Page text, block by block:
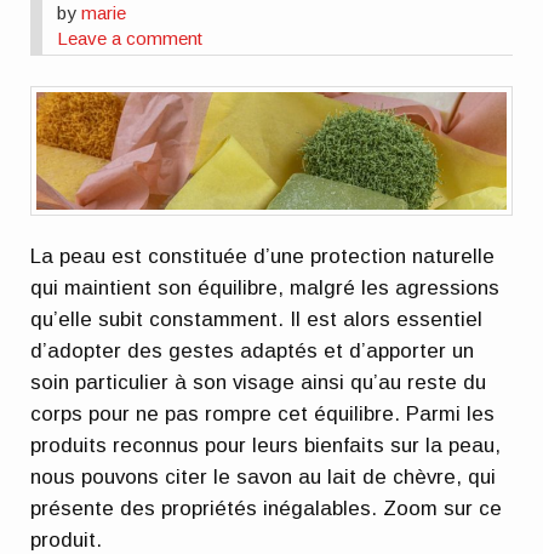
bymarie
Leave a comment
La peau est constituée d’une protection naturelle
qui maintient son équilibre, malgré les agressions
qu’elle subit constamment. Il est alors essentiel
d’adopter des gestes adaptés et d’apporter un
soin particulier à son visage ainsi qu’au reste du
corps pour ne pas rompre cet équilibre. Parmi les
produits reconnus pour leurs bienfaits sur la peau,
nous pouvons citer le savon au lait de chèvre, qui
présente des propriétés inégalables. Zoom sur ce
produit.